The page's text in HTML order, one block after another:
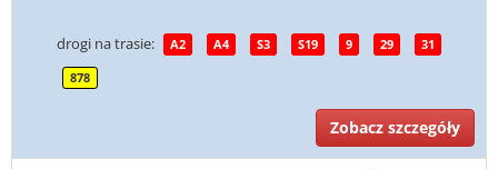
drogi na trasie: A2 A4 S3 S19 9 29 31
878
Zobacz szczegóły